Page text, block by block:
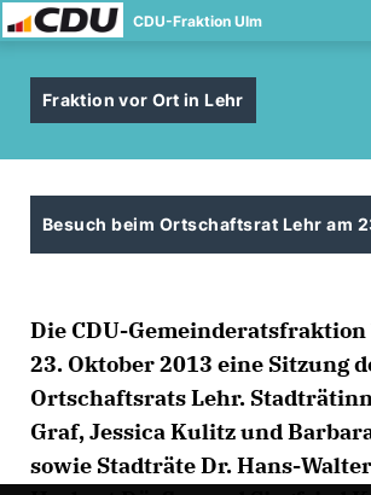
CDU-Fraktion Ulm
Fraktion vor Ort in Lehr
Besuch beim Ortschaftsrat Lehr am
Die CDU-Gemeinderatsfraktion
23. Oktober 2013 eine Sitzung
Ortschaftsrats Lehr.
Graf, Jessica Kulitz und
sowie Stadträte Dr. Hans-